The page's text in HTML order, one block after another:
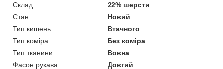
Склад
22% шерсти
Стан
Новий
Тип кишень
Втачного
Тип коміра
Без коміра
Тип тканини
Вовна
Фасон рукава
Довгий